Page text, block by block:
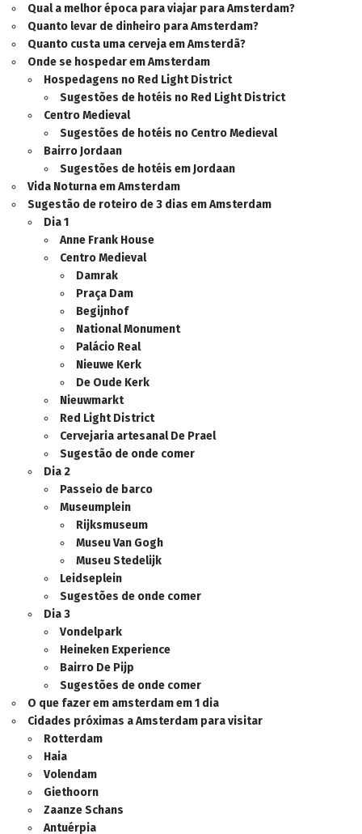
Qual a melhor época para viajar para Amsterdam?
Quanto levar de dinheiro para Amsterdam?
Quanto custa uma cerveja em Amsterdã?
Onde se hospedar em Amsterdam
Hospedagens no Red Light District
Sugestões de hotéis no Red Light District
Centro Medieval
Sugestões de hotéis no Centro Medieval
Bairro Jordaan
Sugestões de hotéis em Jordaan
Vida Noturna em Amsterdam
Sugestão de roteiro de 3 dias em Amsterdam
Dia 1
Anne Frank House
Centro Medieval
Damrak
Praça Dam
Begijnhof
National Monument
Palácio Real
Nieuwe Kerk
De Oude Kerk
Nieuwmarkt
Red Light District
Cervejaria artesanal De Prael
Sugestão de onde comer
Dia 2
Passeio de barco
Museumplein
Rijksmuseum
Museu Van Gogh
Museu Stedelijk
Leidseplein
Sugestões de onde comer
Dia 3
Vondelpark
Heineken Experience
Bairro De Pijp
Sugestões de onde comer
O que fazer em amsterdam em 1 dia
Cidades próximas a Amsterdam para visitar
Rotterdam
Haia
Volendam
Giethoorn
Zaanze Schans
Antuérpia